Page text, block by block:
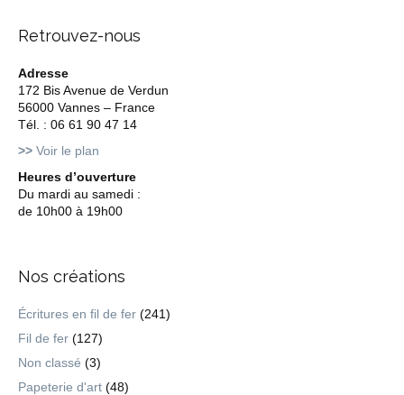
Retrouvez-nous
Adresse
172 Bis Avenue de Verdun
56000 Vannes – France
Tél. : 06 61 90 47 14
>> Voir le plan
Heures d’ouverture
Du mardi au samedi :
de 10h00 à 19h00
Nos créations
Écritures en fil de fer (241)
Fil de fer (127)
Non classé (3)
Papeterie d'art (48)